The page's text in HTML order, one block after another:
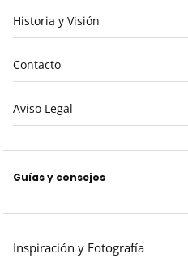
Historia y Visión
Contacto
Aviso Legal
Guías y consejos
Inspiración y Fotografía